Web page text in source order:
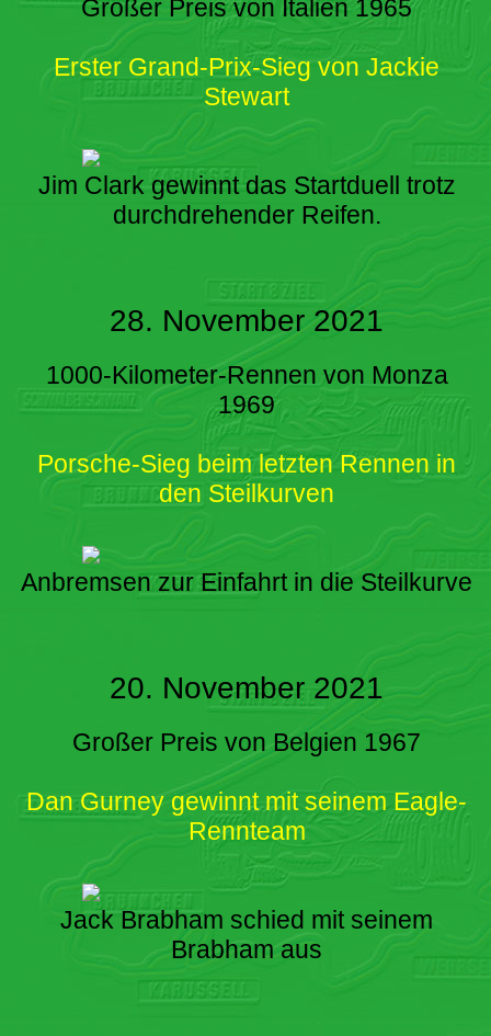
Großer Preis von Italien 1965
Erster Grand-Prix-Sieg von Jackie
Stewart
Jim Clark gewinnt das Startduell trotz
durchdrehender Reifen.
28. November 2021
1000-Kilometer-Rennen von Monza
1969
Porsche-Sieg beim letzten Rennen in
den Steilkurven
Anbremsen zur Einfahrt in die Steilkurve
20. November 2021
Großer Preis von Belgien 1967
Dan Gurney gewinnt mit seinem Eagle-
Rennteam
Jack Brabham schied mit seinem
Brabham aus